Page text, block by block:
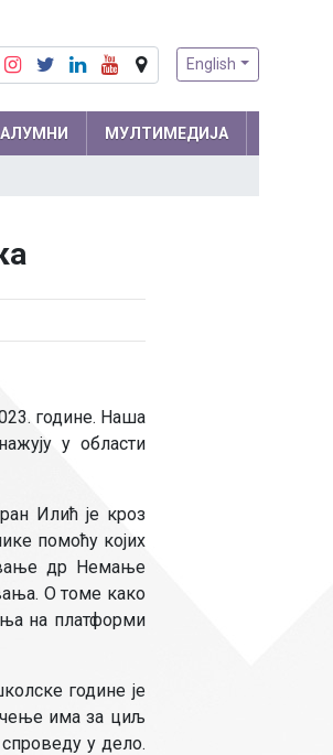
English
Информатика
Друштвене науке
Српски језик
Физичко васпитање
Критеријуми за
физике
АЛУМНИ МУЛТИМЕДИЈА
године. Наша
у области
Илић је кроз
помоћу којих
др Немање
О томе како
на платформи
године је
има за циљ
у дело.